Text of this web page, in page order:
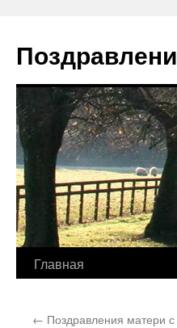
содержимому
Главная
← Поздравления матери